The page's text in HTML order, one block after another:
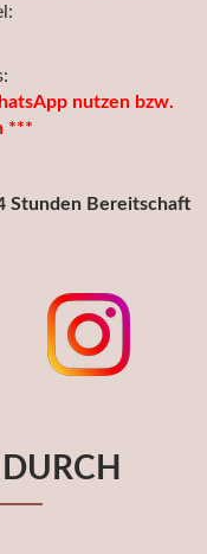
nutzen bzw.
***
Stunden Bereitschaft